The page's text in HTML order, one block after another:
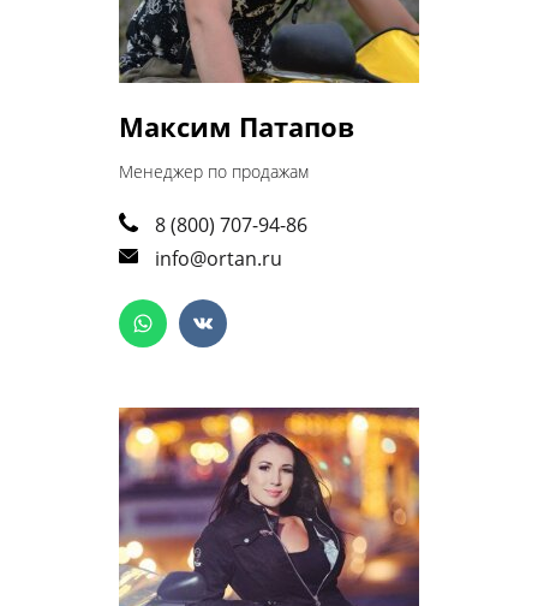
Максим Патапов
Менеджер по продажам
8 (800) 707-94-86
info@ortan.ru